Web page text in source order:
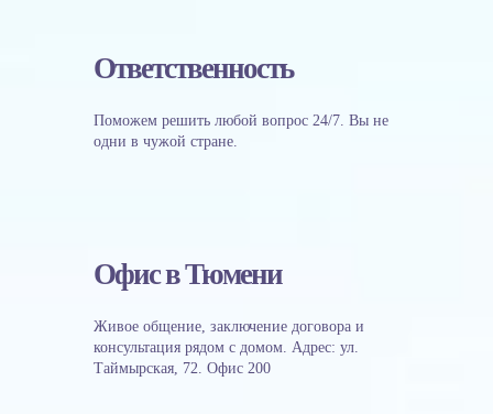
Ответственность
Поможем решить любой вопрос 24/7. Вы не
одни в чужой стране.
Офис в Тюмени
Живое общение, заключение договора и
консультация рядом с домом. Адрес: ул.
Таймырская, 72. Офис 200